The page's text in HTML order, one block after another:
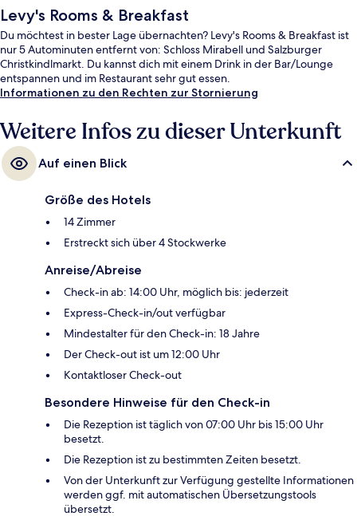
Levy's Rooms & Breakfast
Du möchtest in bester Lage übernachten? Levy's Rooms & Breakfast ist
nur 5 Autominuten entfernt von: Schloss Mirabell und Salzburger
Christkindlmarkt. Du kannst dich mit einem Drink in der Bar/Lounge
entspannen und im Restaurant sehr gut essen.
Informationen zu den Rechten zur Stornierung
Weitere Infos zu dieser Unterkunft
Auf einen Blick
Größe des Hotels
14 Zimmer
Erstreckt sich über 4 Stockwerke
Anreise/Abreise
Check-in ab: 14:00 Uhr, möglich bis: jederzeit
Express-Check-in/out verfügbar
Mindestalter für den Check-in: 18 Jahre
Der Check-out ist um 12:00 Uhr
Kontaktloser Check-out
Besondere Hinweise für den Check-in
Die Rezeption ist täglich von 07:00 Uhr bis 15:00 Uhr
besetzt.
Die Rezeption ist zu bestimmten Zeiten besetzt.
Von der Unterkunft zur Verfügung gestellte Informationen
werden ggf. mit automatischen Übersetzungstools
übersetzt.